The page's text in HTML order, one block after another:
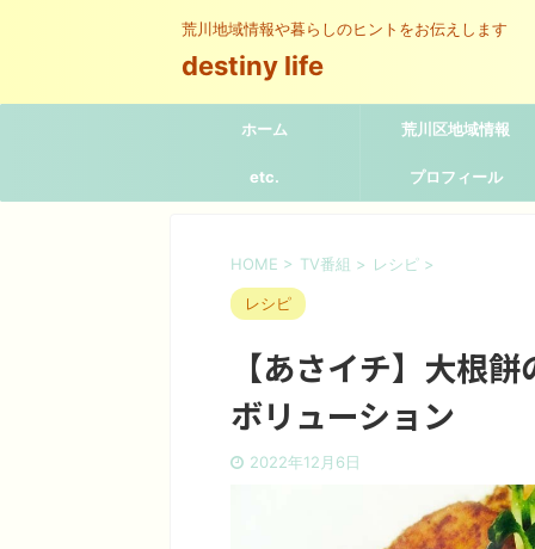
荒川地域情報や暮らしのヒントをお伝えします
destiny life
ホーム 荒川区地域情報
etc. プロフィール
HOME > TV番組 > レシピ >
レシピ
【あさイチ】大根
ボリューション
2022年12月6日